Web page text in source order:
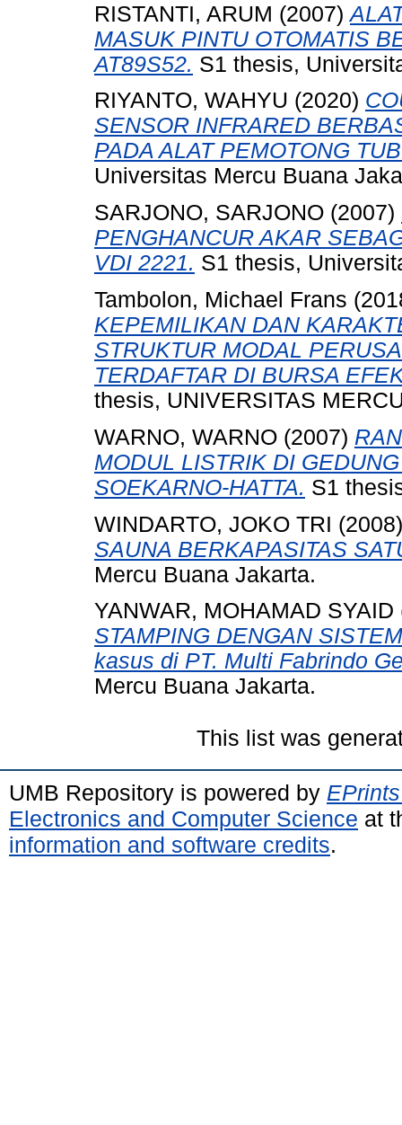
RISTANTI, ARUM (2007)
MASUK PINTU OTOMATIS
AT89S52. S1 thesis,
RIYANTO, WAHYU (2020)
SENSOR INFRARED
PADA ALAT PEMOTONG
Universitas Mercu Buana
SARJONO, SARJONO (2007)
PENGHANCUR AKAR
VDI 2221. S1 thesis,
Tambolon, Michael Frans
KEPEMILIKAN DAN
STRUKTUR MODAL
TERDAFTAR DI BURSA
thesis, UNIVERSITAS
WARNO, WARNO (2007)
MODUL LISTRIK DI
SOEKARNO-HATTA. S1
WINDARTO, JOKO TRI
SAUNA BERKAPASITAS
Mercu Buana Jakarta.
YANWAR, MOHAMAD SYAID
STAMPING DENGAN
kasus di PT. Multi Fabrindo
Mercu Buana Jakarta.
This list was
UMB Repository is powered by
Electronics and Computer Science at
information and software credits.